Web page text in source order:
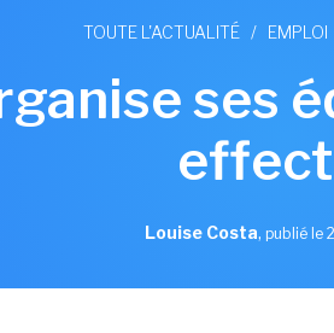
TOUTE L'ACTUALITÉ / EMPLOI
ses
Louise Costa, publié le